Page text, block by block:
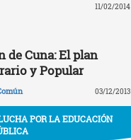
11/02/2014
de Cuna: El plan
y Popular
03/12/2013
POR LA EDUCACIÓN